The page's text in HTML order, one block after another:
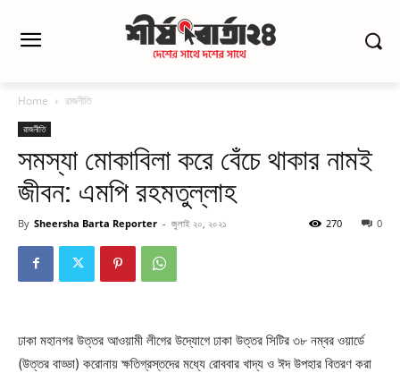
Home রাজনীতি
রাজনীতি
সমস্যা মোকাবিলা করে বেঁচে থাকার নামই
জীবন: এমপি রহমতুল্লাহ
By Sheersha Barta Reporter - জুলাই ২০, ২০২১ 0
270
ঢাকা মহানগর উত্তর আওয়ামী লীগের উদ্যোগে ঢাকা উত্তর সিটির ৩৮ নম্বর ওয়ার্ডে
(উত্তর বাড্ডা) করোনায় ক্ষতিগ্রস্তদের মধ্যে রোববার খাদ্য ও ঈদ উপহার বিতরণ করা